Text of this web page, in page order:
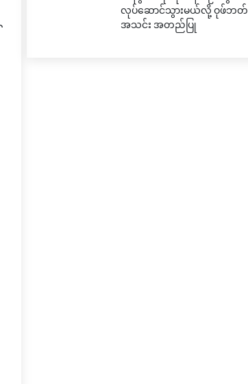
လုပ်ဆောင်သွားမယ်လို့ ဝုဖ်ဘတ်
အသင်း အတည်ပြု